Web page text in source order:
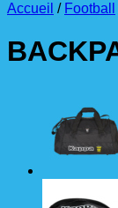
Accueil / Football